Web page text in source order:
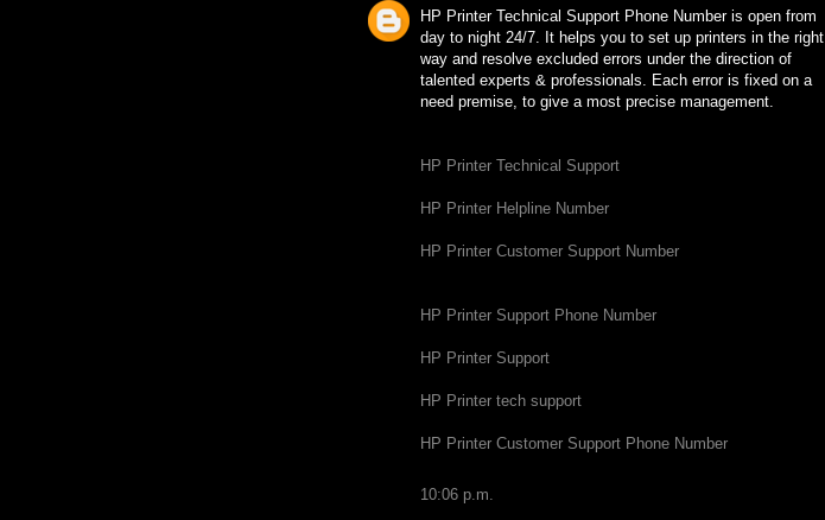
HP Printer Technical Support Phone Number is open from
day to night 24/7. It helps you to set up printers in the right
way and resolve excluded errors under the direction of
talented experts & professionals. Each error is fixed on a
need premise, to give a most precise management.
HP Printer Technical Support
HP Printer Helpline Number
HP Printer Customer Support Number
HP Printer Support Phone Number
HP Printer Support
HP Printer tech support
HP Printer Customer Support Phone Number
10:06 p.m.